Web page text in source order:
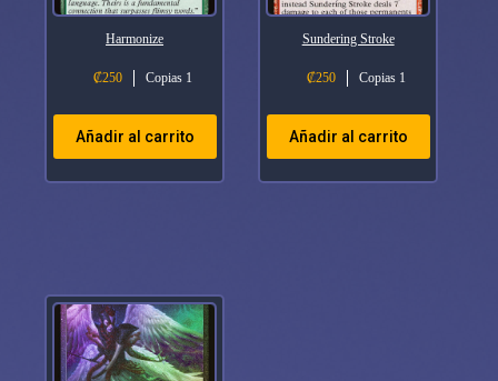
Harmonize
₡250 Copias 1
Añadir al carrito
Sundering Stroke
₡250 Copias 1
Añadir al carrito